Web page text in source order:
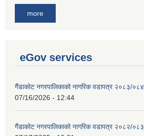
more
eGov services
गैंडाकोट नगरपालिकाको नागरिक वडापत्र २०८३/०८४
07/16/2026 - 12:44
गैंडाकोट नगरपालिकाको नागरिक वडापत्र २०८२/०८३